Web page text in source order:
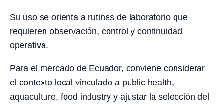
Su uso se orienta a rutinas de laboratorio que
requieren observación, control y continuidad
operativa.
Para el mercado de Ecuador, conviene considerar
el contexto local vinculado a public health,
aquaculture, food industry y ajustar la selección del